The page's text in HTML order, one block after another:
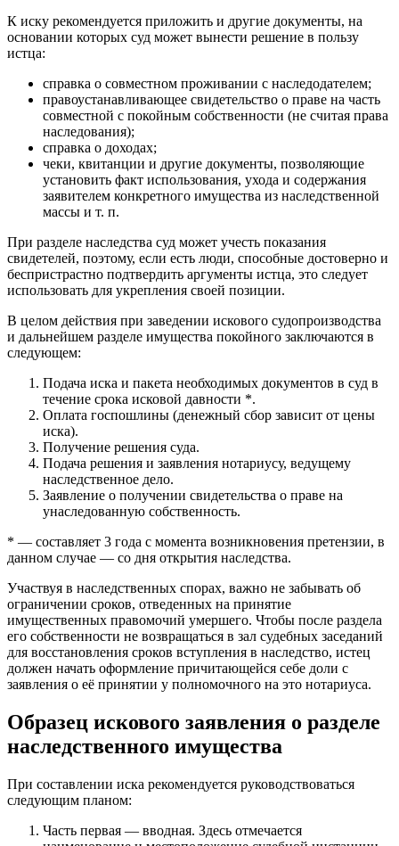
К иску рекомендуется приложить и другие документы, на
основании которых суд может вынести решение в пользу
истца:
справка о совместном проживании с наследодателем;
правоустанавливающее свидетельство о праве на часть
совместной с покойным собственности (не считая права
наследования);
справка о доходах;
чеки, квитанции и другие документы, позволяющие
установить факт использования, ухода и содержания
заявителем конкретного имущества из наследственной
массы и т. п.
При разделе наследства суд может учесть показания
свидетелей, поэтому, если есть люди, способные достоверно и
беспристрастно подтвердить аргументы истца, это следует
использовать для укрепления своей позиции.
В целом действия при заведении искового судопроизводства
и дальнейшем разделе имущества покойного заключаются в
следующем:
Подача иска и пакета необходимых документов в суд в
течение срока исковой давности *.
Оплата госпошлины (денежный сбор зависит от цены
иска).
Получение решения суда.
Подача решения и заявления нотариусу, ведущему
наследственное дело.
Заявление о получении свидетельства о праве на
унаследованную собственность.
* — составляет 3 года с момента возникновения претензии, в
данном случае — со дня открытия наследства.
Участвуя в наследственных спорах, важно не забывать об
ограничении сроков, отведенных на принятие
имущественных правомочий умершего. Чтобы после раздела
его собственности не возвращаться в зал судебных заседаний
для восстановления сроков вступления в наследство, истец
должен начать оформление причитающейся себе доли с
заявления о её принятии у полномочного на это нотариуса.
Образец искового заявления о разделе
наследственного имущества
При составлении иска рекомендуется руководствоваться
следующим планом:
Часть первая — вводная. Здесь отмечается